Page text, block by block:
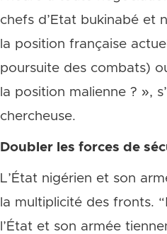
chefs d’Etat bukinabé et
la position française
poursuite des combats)
la position malienne ? »,
chercheuse.
Doubler les forces de
L’État nigérien et son
la multiplicité des fronts.
l’État et son armée